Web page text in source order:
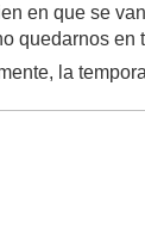
en que se
quedarnos en
la